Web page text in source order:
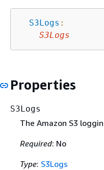
S3Logs :
S3Logs
Properties
S3Logs
The Amazon S3
Required: No
Type: S3Logs